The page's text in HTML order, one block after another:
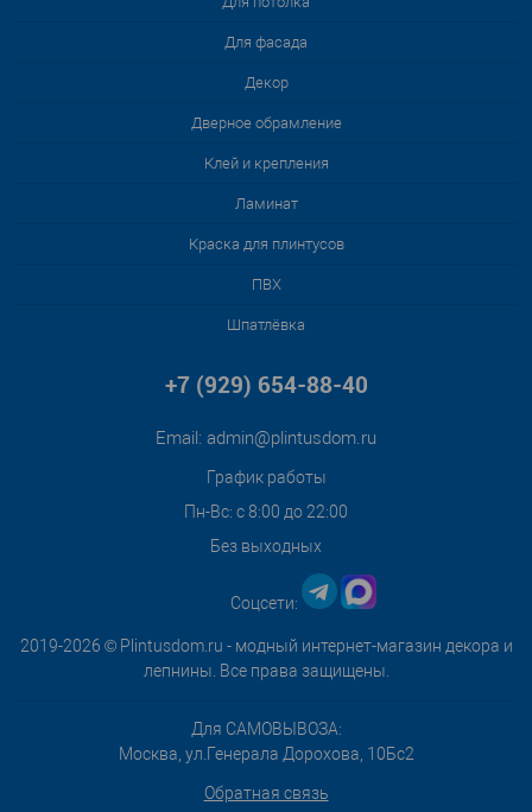
Для фасада
Декор
Дверное обрамление
Клей и крепления
Ламинат
Краска для плинтусов
ПВХ
Шпатлёвка
2019-2026 © Plintusdom.ru - модный интернет-магазин декора и
лепнины. Все права защищены.
Для САМОВЫВОЗА:
Москва, ул.Генерала Дорохова, 10Бс2
Обратная связь
+7 (929) 654-88-40
Email: admin@plintusdom.ru
График работы
Пн-Вс: с 8:00 до 22:00
Без выходных
Соцсети: